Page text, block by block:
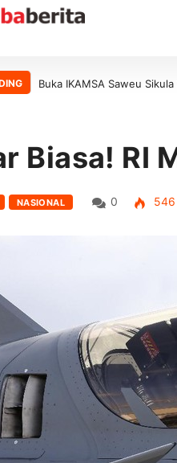
XI, Wakil Bupati Aceh Barat
Biasa! RI
NASIONAL 0 546